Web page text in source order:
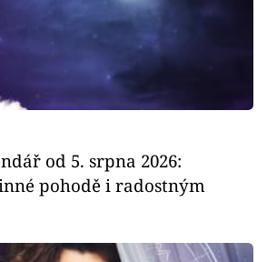
od 5. srpna 2026:
pohodě i radostným